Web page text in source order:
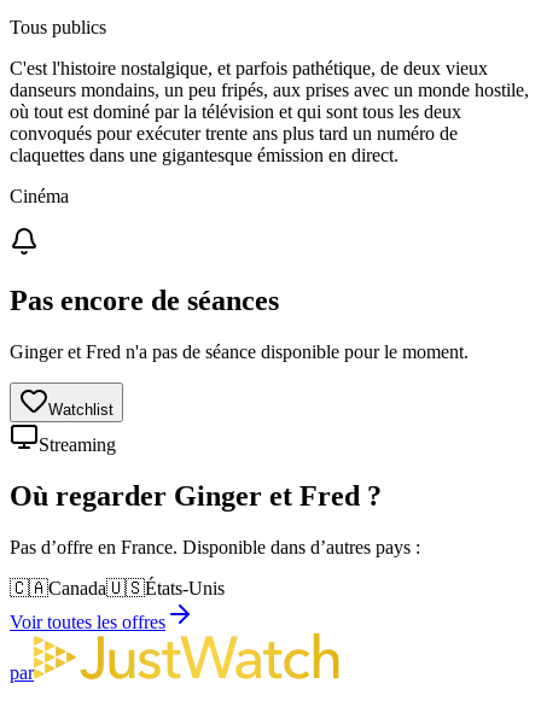
Tous publics
C'est l'histoire nostalgique, et parfois pathétique, de deux vieux
danseurs mondains, un peu fripés, aux prises avec un monde hostile,
où tout est dominé par la télévision et qui sont tous les deux
convoqués pour exécuter trente ans plus tard un numéro de
claquettes dans une gigantesque émission en direct.
Cinéma
Pas encore de séances
Ginger et Fred n'a pas de séance disponible pour le moment.
Watchlist
Streaming
Où regarder Ginger et Fred ?
Pas d’offre en France. Disponible dans d’autres pays :
🇨🇦Canada🇺🇸États-Unis
Voir toutes les offres
par